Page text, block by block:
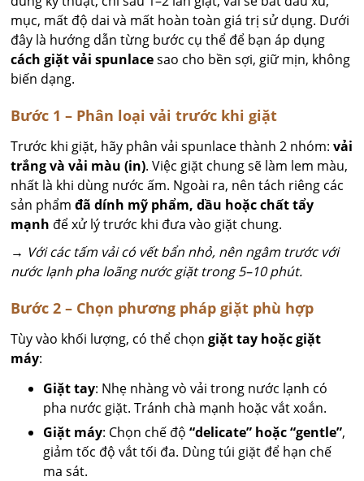
mục, mất độ dai và mất hoàn toàn giá trị sử dụng. Dưới
đây là hướng dẫn từng bước cụ thể để bạn áp dụng
cách giặt vải spunlacesao cho bền sợi, giữ mịn, không
biến dạng.
Bước 1 – Phân loại vải trước khi giặt
Trước khi giặt, hãy phân vải spunlace thành 2 nhóm:vải
trắng và vải màu (in). Việc giặt chung sẽ làm lem màu,
nhất là khi dùng nước ấm. Ngoài ra, nên tách riêng các
sản phẩmđã dính mỹ phẩm, dầu hoặc chất tẩy
mạnh để xử lý trước khi đưa vào giặt chung.
→ Với các tấm vải có vết bẩn nhỏ, nên ngâm trước với
nước lạnh pha loãng nước giặt trong 5–10 phút.
Bước 2 – Chọn phương pháp giặt phù hợp
Tùy vào khối lượng, có thể chọngiặt tay hoặc giặt
máy:
Giặt tay: Nhẹ nhàng vò vải trong nước lạnh có
pha nước giặt. Tránh chà mạnh hoặc vắt xoắn.
Giặt máy: Chọn chế độ“delicate” hoặc “gentle”,
giảm tốc độ vắt tối đa. Dùng túi giặt để hạn chế
ma sát.